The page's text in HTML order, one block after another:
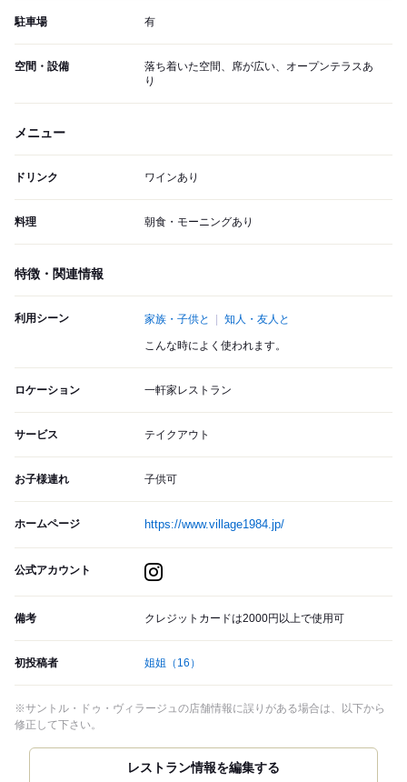
駐車場 有
空間・設備
落ち着いた空間、席が広い、オープンテラスあ
り
メニュー
ドリンク ワインあり
料理 朝食・モーニングあり
特徴・関連情報
利用シーン 家族・子供と 知人・友人と
こんな時によく使われます。
ロケーション 一軒家レストラン
サービス テイクアウト
お子様連れ 子供可
ホームページ https://www.village1984.jp/
公式アカウント
備考 クレジットカードは2000円以上で使用可
初投稿者 姐姐 （16）
※サントル・ドゥ・ヴィラージュの店舗情報に誤りがある場合は、以下から
修正して下さい。